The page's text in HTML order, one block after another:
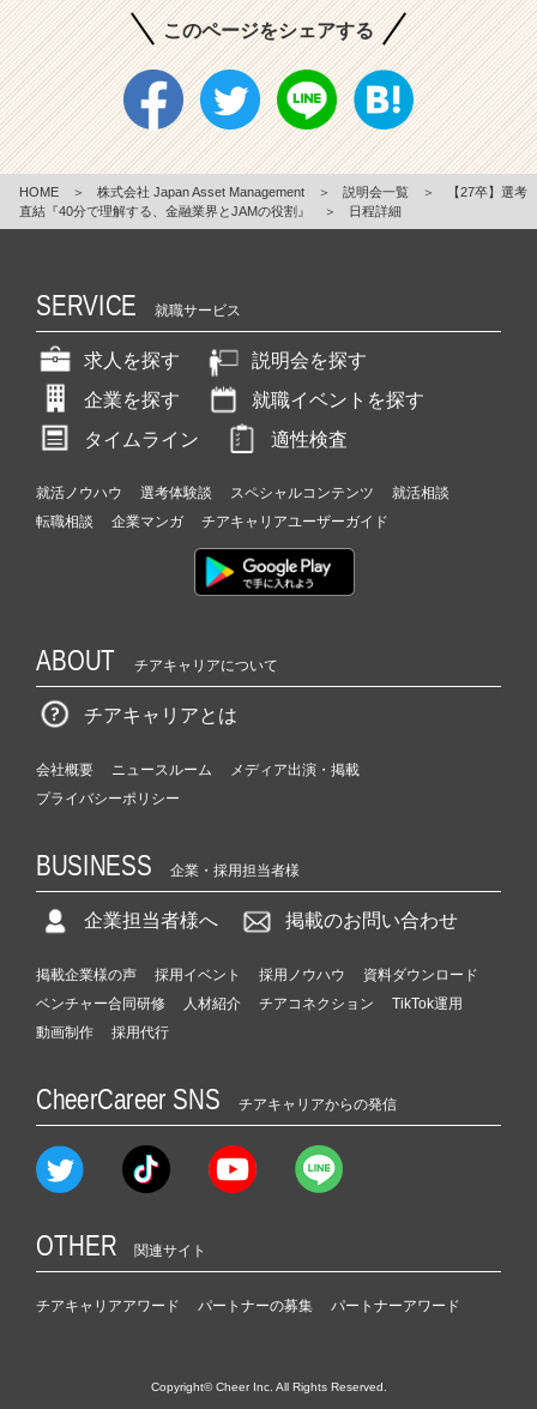
このページをシェアする
HOME ＞ 株式会社 Japan Asset Management ＞ 説明会一覧 ＞
【27卒】選考
直結『40分で理解する、金融業界とJAMの役割』
＞ 日程詳細
SERVICE 就職サービス
求人を探す
説明会を探す
企業を探す
就職イベントを探す
タイムライン
適性検査
就活ノウハウ 選考体験談 スペシャルコンテンツ
就活相談
転職相談
企業マンガ チアキャリアユーザーガイド
ABOUT チアキャリアについて
チアキャリアとは
会社概要 ニュースルーム
メディア出演・掲載
プライバシーポリシー
BUSINESS 企業・採用担当者様
企業担当者様へ 掲載のお問い合わせ
掲載企業様の声 採用イベント 採用ノウハウ
資料ダウンロード
ベンチャー合同研修
人材紹介 チアコネクション
TikTok運用
動画制作
採用代行
CheerCareer SNS チアキャリアからの発信
OTHER 関連サイト
チアキャリアアワード パートナーの募集 パートナーアワード
Copyright© Cheer Inc. All Rights Reserved.